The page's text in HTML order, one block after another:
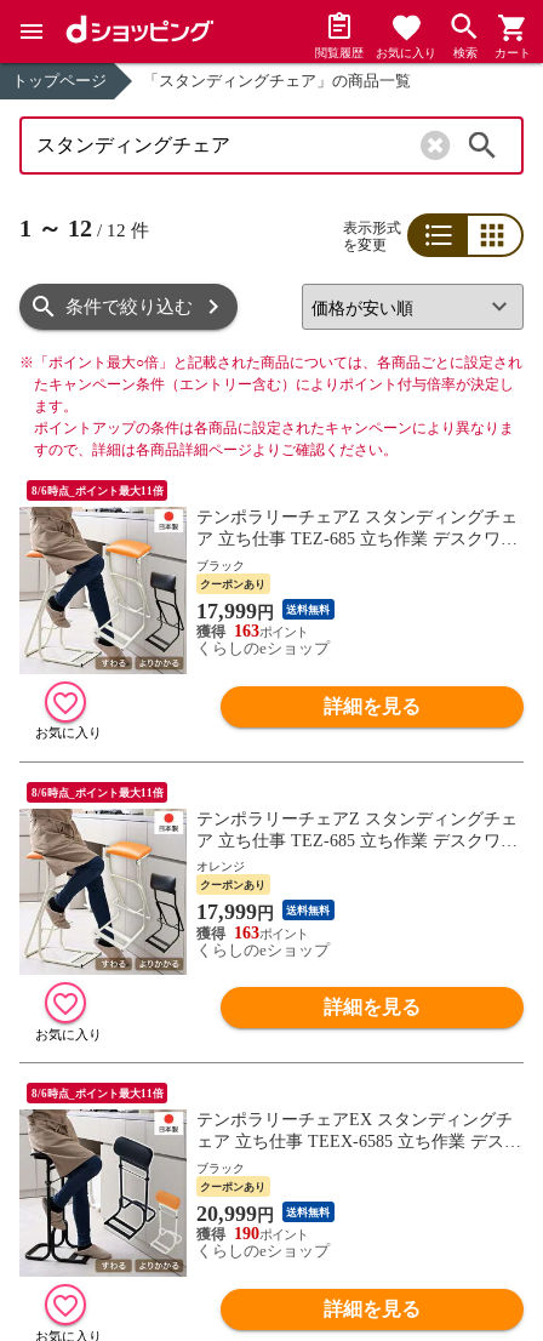
閲覧履歴 お気に入り 検索 カート
トップページ 「スタンディングチェア」の商品一覧
1 ～ 12 / 12 件
表示形式
を変更
条件で絞り込む
※ 「ポイント最大○倍」と記載された商品については、各商品ごとに設定され
たキャンペーン条件（エントリー含む）によりポイント付与倍率が決定し
ます。
ポイントアップの条件は各商品に設定されたキャンペーンにより異なりま
すので、詳細は各商品詳細ページよりご確認ください。
8/6時点_ポイント最大11倍
テンポラリーチェアZ スタンディングチェ
ア 立ち仕事 TEZ-685 立ち作業 デスクワー
ク テレワーク 接客 レジ打ち 足腰 姿勢 カ
ウンターチェア チェア 椅子 ルネセイコウ
【送料無料】
ブラック
クーポンあり
17,999円 送料無料
163
くらしのeショップ
詳細を見る
8/6時点_ポイント最大11倍
テンポラリーチェアZ スタンディングチェ
ア 立ち仕事 TEZ-685 立ち作業 デスクワー
ク テレワーク 接客 レジ打ち 足腰 姿勢 カ
ウンターチェア チェア 椅子 ルネセイコウ
【送料無料】
オレンジ
クーポンあり
17,999円 送料無料
163
くらしのeショップ
詳細を見る
8/6時点_ポイント最大11倍
テンポラリーチェアEX スタンディングチ
ェア 立ち仕事 TEEX-6585 立ち作業 デスク
ワーク テレワーク 接客 レジ打ち 足腰 姿
勢 カウンターチェア チェア 椅子 ルネセイ
コウ 【送料無料】
ブラック
クーポンあり
20,999円 送料無料
190
くらしのeショップ
詳細を見る